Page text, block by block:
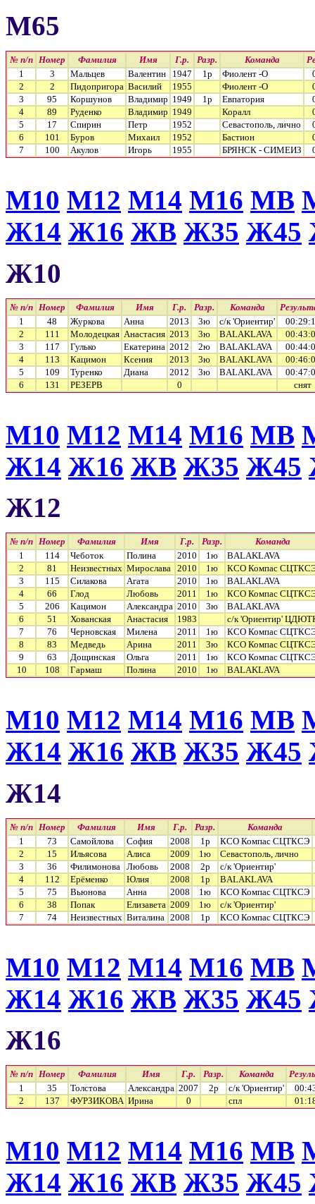
М65
№ п/п Номер Фамилия Имя Г.р. Разр. Команда
1
3 Мальцев Валентин 1947 1р Фиолент -О
2
2 Пидопригора Василий 1955 Фиолент -О
3
95 Коршунов Владимир 1949 1р Евпатория
4
89 Руденко Владимир 1949 Коралл
5
17 Спирин Петр 1952 Севастополь, лично
6
101 Буров Михаил 1952 Бастион
7
100 Акулов Игорь 1955 БРЯНСК - СИМЕИЗ
М10 М12 М14 М16 МВ
Ж14 Ж16 ЖВ Ж35 Ж45
Ж10
№ п/п Номер Фамилия Имя Г.р. Разр. Команда
1
48 Журкова Анна 2013 3ю с/к 'Ориентир'
2
111 Молодецкая Анастасия 2013 3ю BALAKLAVA
3
117 Гулько Екатерина 2012 2ю BALAKLAVA
4
113 Кацимон Ксения 2013 3ю BALAKLAVA
5
109 Туренко Диана 2012 3ю BALAKLAVA
6
131 РЕЗЕРВ 0 cнят
М10 М12 М14 М16 МВ
Ж14 Ж16 ЖВ Ж35 Ж45
Ж12
№ п/п Номер Фамилия Имя Г.р. Разр.
Команда
1
114 Чеботок Полина 2010 1ю
BALAKLAVA
2
81 Неизвестных Мирослава 2010 1ю
КСО Компас
3
115 Силакова Агата 2010 1ю
BALAKLAVA
4
66 Глод Любовь 2011 1ю
КСО Компас
5
206 Кацимон Александра 2010 3ю
BALAKLAVA
6
51 Хованская Анастасия 1983
с/к 'Ориентир'
7
76 Черновская Милена 2011 1ю
КСО Компас
8
83 Медведь Арина 2011 3ю
КСО Компас
9
63 Дощинская Ольга 2011 1ю
КСО Компас
10
108 Гармаш Полина 2010 1ю BALAKLAVA
М10 М12 М14 М16 МВ
Ж14 Ж16 ЖВ Ж35 Ж45
Ж14
№ п/п Номер Фамилия Имя Г.р. Разр.
Команда
1
73 Самойлова София 2008 1р
КСО Компас СЦТКСЭ
2
15 Ильясова Алиса 2009 1ю
Севастополь, лично
3
36 Филимонова Любовь 2008 2р
с/к 'Ориентир'
4
112 Ерёменко Юлия 2008 1р
BALAKLAVA
5
75 Вьюнова Анна 2008 1ю
КСО Компас СЦТКСЭ
6
38 Попак Елизавета 2009 1ю
с/к 'Ориентир'
7
74 Неизвестных Виталина 2008 1р КСО Компас СЦТКСЭ
М10 М12 М14 М16 МВ
Ж14 Ж16 ЖВ Ж35 Ж45
Ж16
№ п/п Номер Фамилия Имя Г.р. Разр. Команда
1
35 Толстова Александра 2007 2р с/к 'Ориентир'
2
137 ФУРЗИКОВА Ирина 0 спл
М10 М12 М14 М16 МВ
Ж14 Ж16 ЖВ Ж35 Ж45